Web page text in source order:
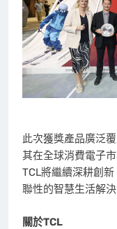
此次獲獎產品廣泛
其在全球消費電子
TCL將繼續深耕創
聯性的智慧生活解決
關於TCL